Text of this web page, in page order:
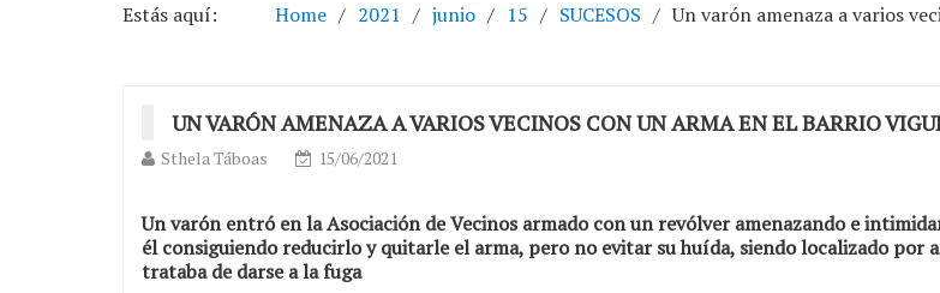
Estás aquí: Home 2021 junio 15 SUCESOS Un varón amenaza a varios
UN VARÓN AMENAZA A VARIOS VECINOS CON UN ARMA EN EL BARRIO
Sthela Táboas 15/06/2021
Un varón entró en la Asociación de Vecinos armado con un revólver amenazando e
él consiguiendo reducirlo y quitarle el arma, pero no evitar su huída, siendo localizado por
trataba de darse a la fuga